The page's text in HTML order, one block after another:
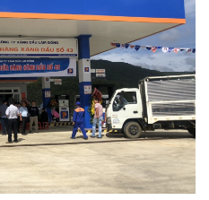
Công nghệ
Sành điệu
Tin Công nghệ
Trải nghiệm
Chuyển đổi số